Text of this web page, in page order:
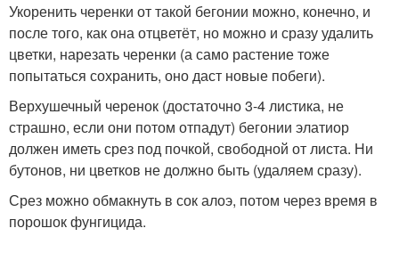
Укоренить черенки от такой бегонии можно, конечно, и
после того, как она отцветёт, но можно и сразу удалить
цветки, нарезать черенки (а само растение тоже
попытаться сохранить, оно даст новые побеги).
Верхушечный черенок (достаточно 3-4 листика, не
страшно, если они потом отпадут) бегонии элатиор
должен иметь срез под почкой, свободной от листа. Ни
бутонов, ни цветков не должно быть (удаляем сразу).
Срез можно обмакнуть в сок алоэ, потом через время в
порошок фунгицида.